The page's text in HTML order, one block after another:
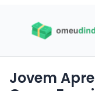
Jovem